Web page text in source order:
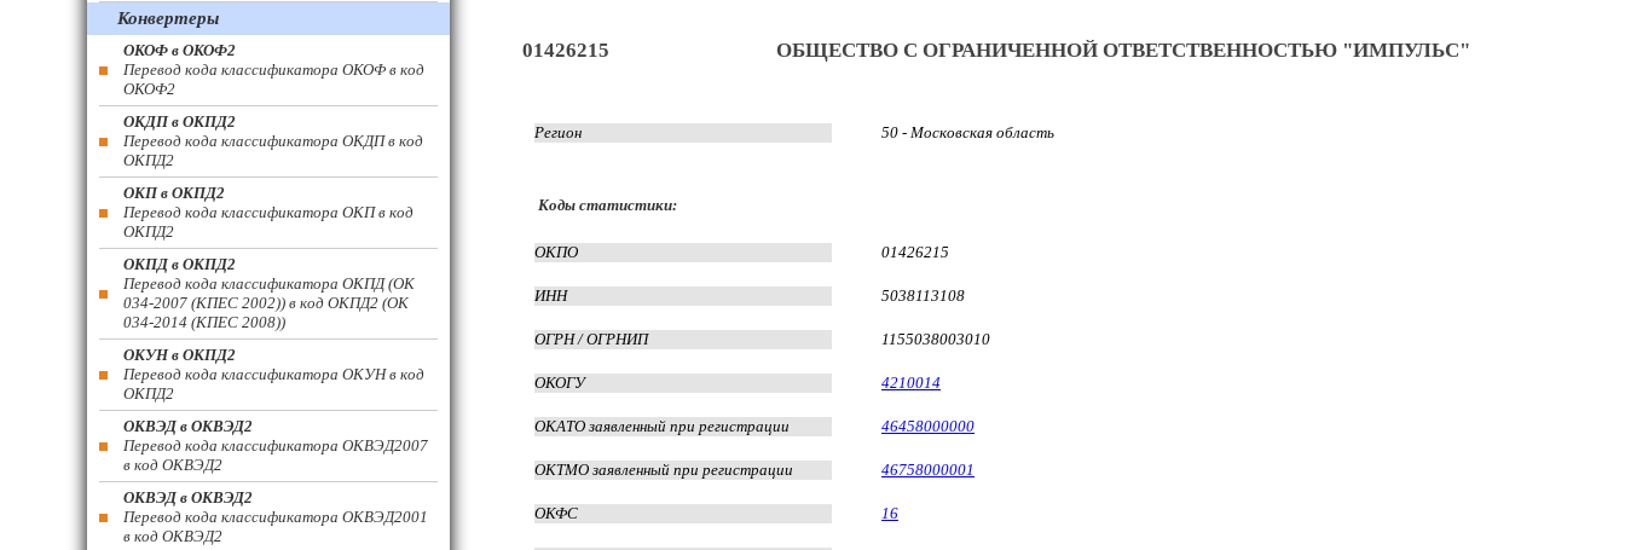
01426215 ОБЩЕСТВО С ОГРАНИЧЕННОЙ ОТВЕТСТВЕННОСТЬЮ "ИМПУЛЬС"
Регион 50 - Московская область
Коды статистики:
ОКПО 01426215
ИНН 5038113108
ОГРН / ОГРНИП 1155038003010
ОКОГУ 4210014
ОКАТО заявленный при регистрации 46458000000
ОКТМО заявленный при регистрации 46758000001
ОКФС 16
Конвертеры
ОКОФ в ОКОФ2
Перевод кода классификатора ОКОФ в код
ОКОФ2
ОКДП в ОКПД2
Перевод кода классификатора ОКДП в код
ОКПД2
ОКП в ОКПД2
Перевод кода классификатора ОКП в код
ОКПД2
ОКПД в ОКПД2
Перевод кода классификатора ОКПД (ОК
034-2007 (КПЕС 2002)) в код ОКПД2 (ОК
034-2014 (КПЕС 2008))
ОКУН в ОКПД2
Перевод кода классификатора ОКУН в код
ОКПД2
ОКВЭД в ОКВЭД2
Перевод кода классификатора ОКВЭД2007
в код ОКВЭД2
ОКВЭД в ОКВЭД2
Перевод кода классификатора ОКВЭД2001
в код ОКВЭД2